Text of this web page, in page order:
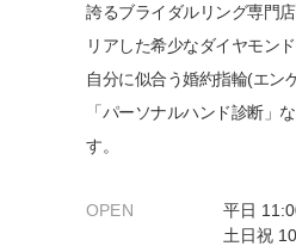
コレクション
パーフェクト
ダイヤモンド
ペールブラ
誇るブライダルリング専門
リアした希少なダイヤモン
自分に似合う婚約指輪(エン
「パーソナルハンド診断」
す。
OPEN
平日
土日祝